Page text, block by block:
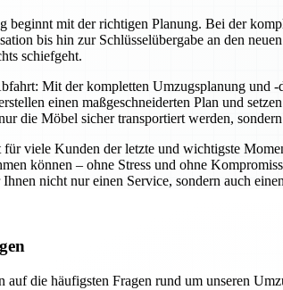
beginnt mit der richtigen Planung. Bei der
bis hin zur Schlüsselübergabe an den
schiefgeht.
Mit der kompletten Umzugsplanung und
einen maßgeschneiderten Plan und
die Möbel sicher transportiert werden,
für viele Kunden der letzte und wichtigste
können – ohne Stress und ohne
nicht nur einen Service, sondern auch
die häufigsten Fragen rund um unseren